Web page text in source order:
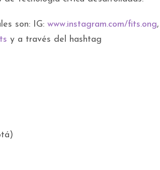
son: IG: www.instagram.com/fits.ong,
y a través del hashtag